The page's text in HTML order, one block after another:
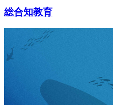
総合知教育